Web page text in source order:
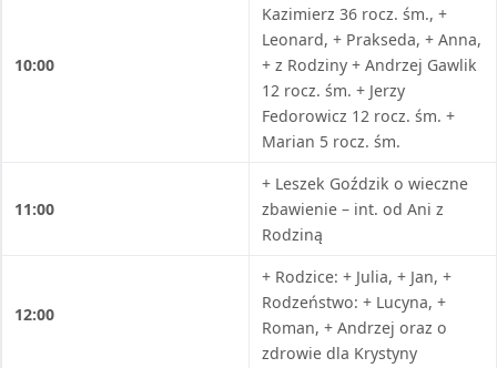
10:00
Kazimierz 36 rocz. śm., +
Leonard, + Prakseda, + Anna,
+ z Rodziny + Andrzej Gawlik
12 rocz. śm. + Jerzy
Fedorowicz 12 rocz. śm. +
Marian 5 rocz. śm.
11:00
+ Leszek Goździk o wieczne
zbawienie – int. od Ani z
Rodziną
12:00
+ Rodzice: + Julia, + Jan, +
Rodzeństwo: + Lucyna, +
Roman, + Andrzej oraz o
zdrowie dla Krystyny